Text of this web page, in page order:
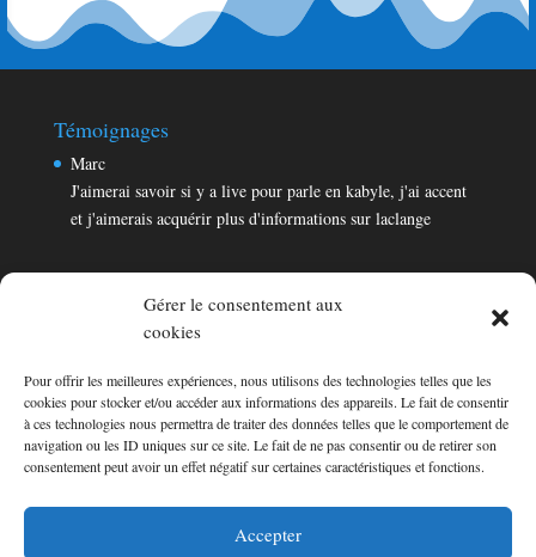
Gérer le consentement aux
cookies
Pour offrir les meilleures expériences, nous utilisons des technologies telles que les
cookies pour stocker et/ou accéder aux informations des appareils. Le fait de consentir
à ces technologies nous permettra de traiter des données telles que le comportement de
navigation ou les ID uniques sur ce site. Le fait de ne pas consentir ou de retirer son
consentement peut avoir un effet négatif sur certaines caractéristiques et fonctions.
Accepter
Témoignages
Marc
J'aimerai savoir si y a live pour parle en kabyle, j'ai accent
et j'aimerais acquérir plus d'informations sur laclange
Témoignages
Marc
J'aimerai savoir si y a live pour parle en kabyle, j'ai accent
et j'aimerais acquérir plus d'informations sur laclange
Consultez les témoignages